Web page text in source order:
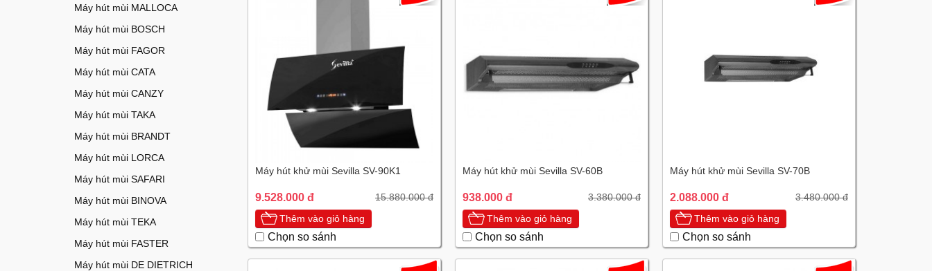
Máy hút khử mùi Sevilla SV-90K1
9.528.000 đ 15.880.000 đ
Thêm vào giỏ hàng
Chọn so sánh
Máy hút khử mùi Sevilla SV-60B
938.000 đ 3.380.000 đ
Thêm vào giỏ hàng
Chọn so sánh
Máy hút khử mùi Sevilla SV-70B
2.088.000 đ 3.480.000 đ
Thêm vào giỏ hàng
Chọn so sánh
Máy hút mùi MALLOCA
Máy hút mùi BOSCH
Máy hút mùi FAGOR
Máy hút mùi CATA
Máy hút mùi CANZY
Máy hút mùi TAKA
Máy hút mùi BRANDT
Máy hút mùi LORCA
Máy hút mùi SAFARI
Máy hút mùi BINOVA
Máy hút mùi TEKA
Máy hút mùi FASTER
Máy hút mùi DE DIETRICH